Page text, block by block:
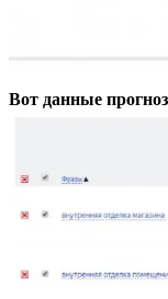
Вот данные